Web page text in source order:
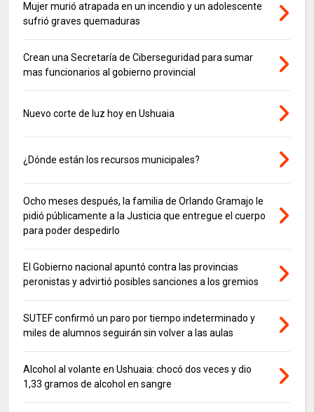
Mujer murió atrapada en un incendio y un adolescente
sufrió graves quemaduras
Crean una Secretaría de Ciberseguridad para sumar
mas funcionarios al gobierno provincial
Nuevo corte de luz hoy en Ushuaia
¿Dónde están los recursos municipales?
Ocho meses después, la familia de Orlando Gramajo le
pidió públicamente a la Justicia que entregue el cuerpo
para poder despedirlo
El Gobierno nacional apuntó contra las provincias
peronistas y advirtió posibles sanciones a los gremios
SUTEF confirmó un paro por tiempo indeterminado y
miles de alumnos seguirán sin volver a las aulas
Alcohol al volante en Ushuaia: chocó dos veces y dio
1,33 gramos de alcohol en sangre